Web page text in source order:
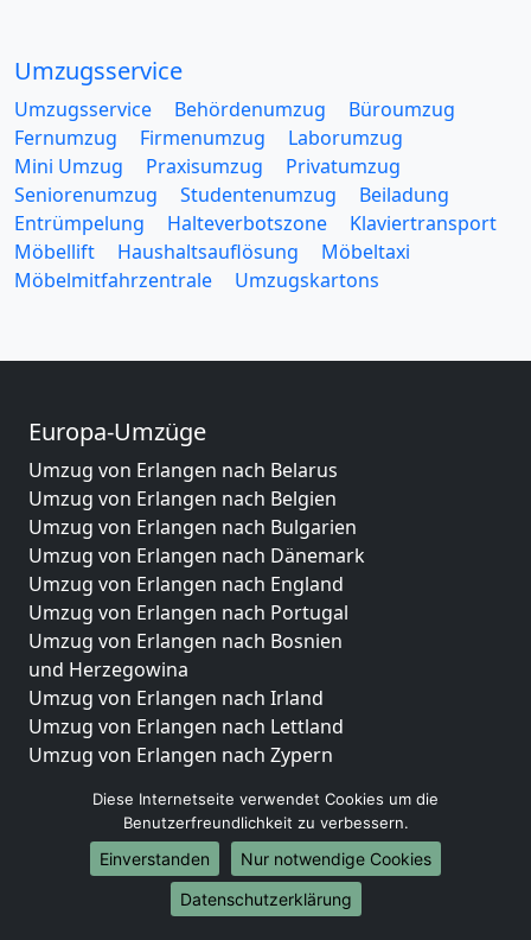
Umzugsservice
Umzugsservice Behördenumzug
Büroumzug
Fernumzug
Firmenumzug
Laborumzug
Mini Umzug
Praxisumzug
Privatumzug
Seniorenumzug
Studentenumzug
Beiladung
Entrümpelung
Halteverbotszone
Klaviertransport
Möbellift
Haushaltsauflösung
Möbeltaxi
Möbelmitfahrzentrale
Umzugskartons
Europa-Umzüge
Umzug von Erlangen nach Belarus
Umzug von Erlangen nach Belgien
Umzug von Erlangen nach Bulgarien
Umzug von Erlangen nach Dänemark
Umzug von Erlangen nach England
Umzug von Erlangen nach Portugal
Umzug von Erlangen nach Bosnien
und Herzegowina
Umzug von Erlangen nach Irland
Umzug von Erlangen nach Lettland
Umzug von Erlangen nach Zypern
Umzug von Erlangen nach Estland
Umzug von Erlangen nach Finnland
Umzug von Erlangen nach Frankreich
Umzug von Erlangen nach Griechenland
Umzug von Erlangen nach Italien
Diese Internetseite verwendet Cookies um die
Benutzerfreundlichkeit zu verbessern.
Einverstanden
Nur notwendige Cookies
Datenschutzerklärung